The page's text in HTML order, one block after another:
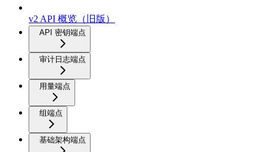
v2 API 概览（旧版）
API 密钥端点
审计日志端点
用量端点
组端点
基础架构端点